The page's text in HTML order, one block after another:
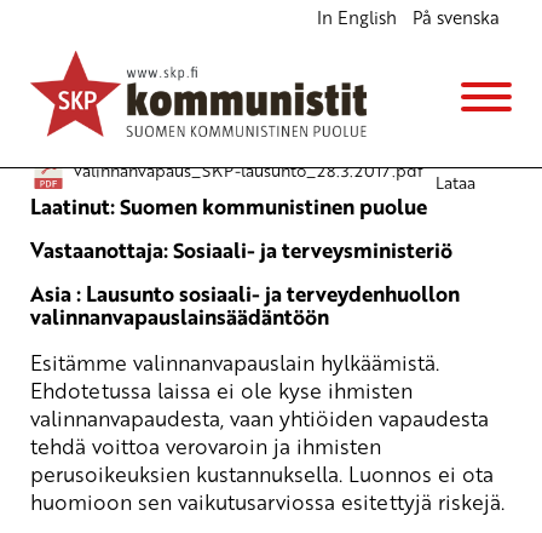
In English På svenska
SKP:n lausunto sosiaali- ja terveydenhuollon
valinnanvapauslainsäädäntöön
28.3.2017 - 11:55
Valinnanvapaus_SKP-lausunto_28.3.2017.pdf
Lataa
Laatinut: Suomen kommunistinen puolue
Vastaanottaja: Sosiaali- ja terveysministeriö
Asia : Lausunto sosiaali- ja terveydenhuollon
valinnanvapauslainsäädäntöön
Esitämme valinnanvapauslain hylkäämistä.
Ehdotetussa laissa ei ole kyse ihmisten
valinnanvapaudesta, vaan yhtiöiden vapaudesta
tehdä voittoa verovaroin ja ihmisten
perusoikeuksien kustannuksella. Luonnos ei ota
huomioon sen vaikutusarviossa esitettyjä riskejä.